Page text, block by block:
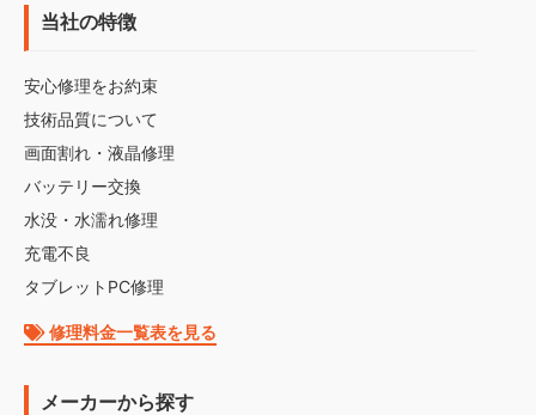
当社の特徴
安心修理をお約束
技術品質について
画面割れ・液晶修理
バッテリー交換
水没・水濡れ修理
充電不良
タブレットPC修理
修理料金一覧表を見る
メーカーから探す